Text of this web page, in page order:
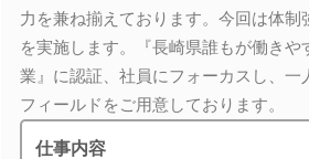
力を兼ね揃えております。今回は体制
を実施します。『長崎県誰もが働きや
業』に認証、社員にフォーカスし、一
フィールドをご用意しております。
仕事内容